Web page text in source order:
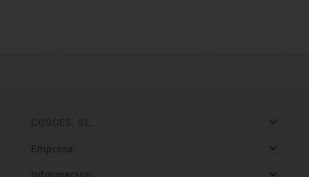
COSUES, SL.
Empresa